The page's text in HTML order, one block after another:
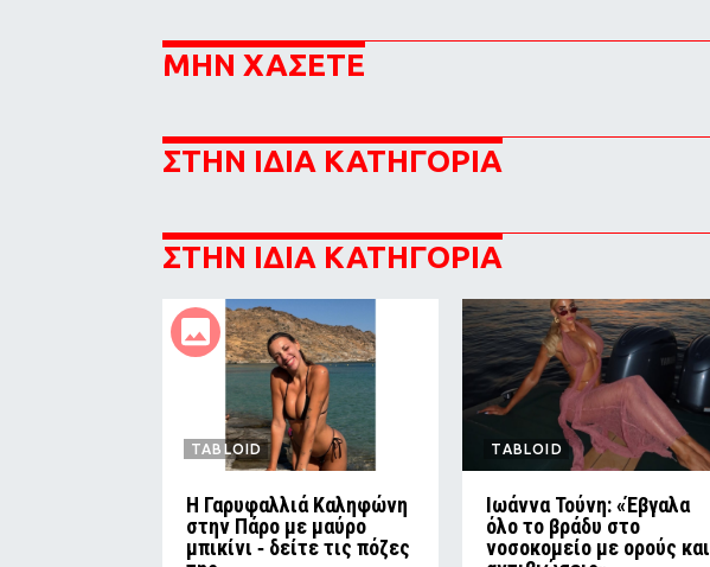
ΜΗΝ ΧΑΣΕΤΕ
ΣΤΗΝ ΙΔΙΑ ΚΑΤΗΓΟΡΙΑ
ΣΤΗΝ ΙΔΙΑ ΚΑΤΗΓΟΡΙΑ
TABLOID
Η Γαρυφαλλιά Καληφώνη
στην Πάρο με μαύρο
μπικίνι ‑ δείτε τις πόζες
TABLOID
Ιωάννα Τούνη: «Έβγαλα
όλο το βράδυ στο
νοσοκομείο με ορούς και